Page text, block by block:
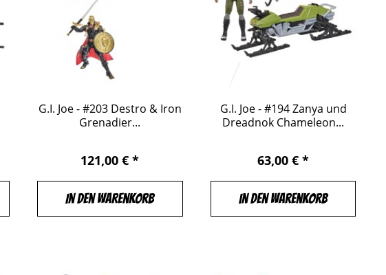
G.I. Joe - #203 Destro & Iron
Grenadier...
121,00 € *
In den Warenkorb
G.I. Joe - #194 Zanya und
Dreadnok Chameleon...
63,00 € *
In den Warenkorb